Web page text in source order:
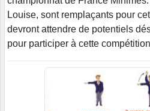
Louise, sont remplaçants pour
devront attendre de potentiels
pour participer à cette